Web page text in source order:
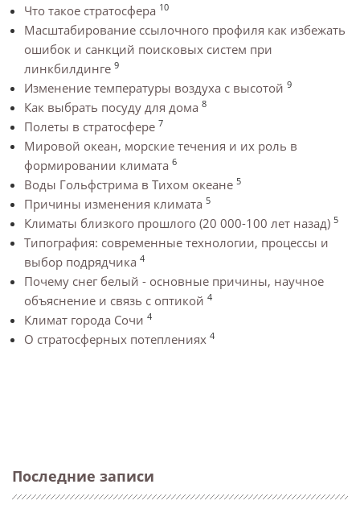
Что такое стратосфера 10
Масштабирование ссылочного профиля как избежать
ошибок и санкций поисковых систем при
линкбилдинге 9
Изменение температуры воздуха с высотой 9
Как выбрать посуду для дома 8
Полеты в стратосфере 7
Мировой океан, морские течения и их роль в
формировании климата 6
Воды Гольфстрима в Тихом океане 5
Причины изменения климата 5
Климаты близкого прошлого (20 000-100 лет назад) 5
Типография: современные технологии, процессы и
выбор подрядчика 4
Почему снег белый - основные причины, научное
объяснение и связь с оптикой 4
Климат города Сочи 4
О стратосферных потеплениях 4
Последние записи